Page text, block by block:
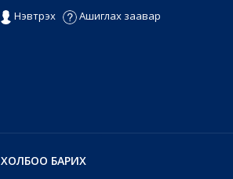
Нэвтрэх Ашиглах заавар
ХОЛБОО БАРИХ